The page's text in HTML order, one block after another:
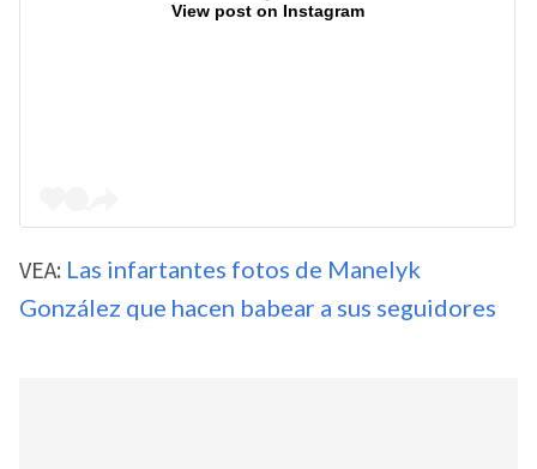
View post on Instagram
VEA: Las infartantes fotos de Manelyk
González que hacen babear a sus seguidores